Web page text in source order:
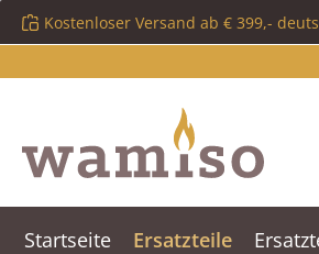
Hauptinhalt springen
Zur Suche springen
Zur Hauptnavigation springen
Kostenloser Versand ab € 399,-
Startseite Ersatzteile